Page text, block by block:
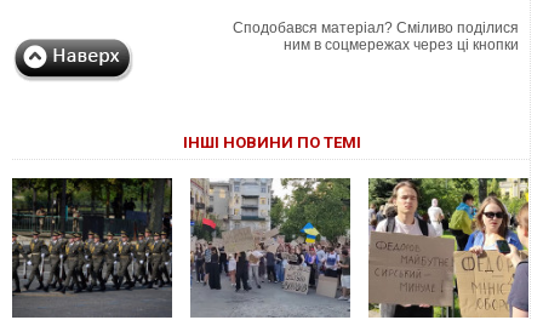
Сподобався матеріал? Сміливо поділися
ним в соцмережах через ці кнопки
ІНШІ НОВИНИ ПО ТЕМІ